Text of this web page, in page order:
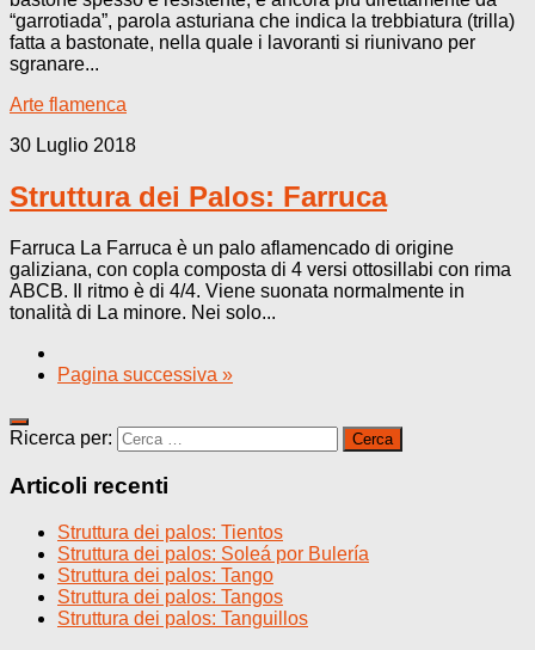
“garrotiada”, parola asturiana che indica la trebbiatura (trilla)
fatta a bastonate, nella quale i lavoranti si riunivano per
sgranare...
Arte flamenca
30 Luglio 2018
Struttura dei Palos: Farruca
Farruca La Farruca è un palo aflamencado di origine
galiziana, con copla composta di 4 versi ottosillabi con rima
ABCB. Il ritmo è di 4/4. Viene suonata normalmente in
tonalità di La minore. Nei solo...
Pagina successiva »
Ricerca per:
Articoli recenti
Struttura dei palos: Tientos
Struttura dei palos: Soleá por Bulería
Struttura dei palos: Tango
Struttura dei palos: Tangos
Struttura dei palos: Tanguillos